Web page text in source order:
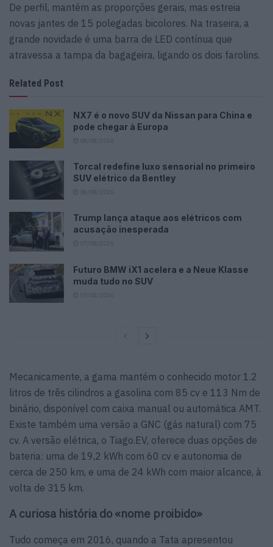
De perfil, mantém as proporções gerais, mas estreia
novas jantes de 15 polegadas bicolores. Na traseira, a
grande novidade é uma barra de LED contínua que
atravessa a tampa da bagageira, ligando os dois farolins.
Related Post
NX7 é o novo SUV da Nissan para China e
pode chegar à Europa
Torcal redefine luxo sensorial no primeiro
SUV elétrico da Bentley
Trump lança ataque aos elétricos com
acusação inesperada
Futuro BMW iX1 acelera e a Neue Klasse
muda tudo no SUV
Mecanicamente, a gama mantém o conhecido motor 1.2
litros de três cilindros a gasolina com 85 cv e 113 Nm de
binário, disponível com caixa manual ou automática AMT.
Existe também uma versão a GNC (gás natural) com 75
cv. A versão elétrica, o Tiago.EV, oferece duas opções de
bateria: uma de 19,2 kWh com 60 cv e autonomia de
cerca de 250 km, e uma de 24 kWh com maior alcance, à
volta de 315 km.
A curiosa história do «nome proibido»
Tudo começa em 2016, quando a Tata apresentou